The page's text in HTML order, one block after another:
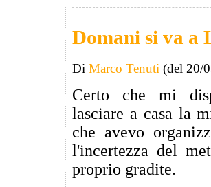
Domani si va a
Di Marco Tenuti (del 20/
Certo che mi
lasciare a casa la
che avevo
l'incertezza del
proprio gradite.